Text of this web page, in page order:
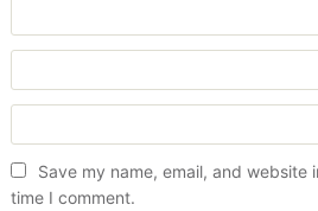
Save my name, email, and
time I comment.